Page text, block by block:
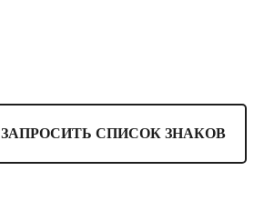
ЗАПРОСИТЬ СПИСОК ЗНАКОВ